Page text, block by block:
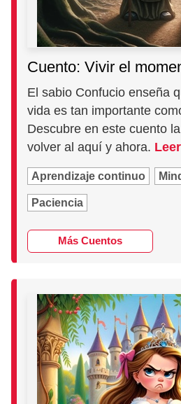
Cuento: Vivir el
El sabio Confucio enseña
vida es tan importante
Descubre en este cuento
volver al aquí y ahora.
Aprendizaje continuo
Paciencia
Más Cuentos